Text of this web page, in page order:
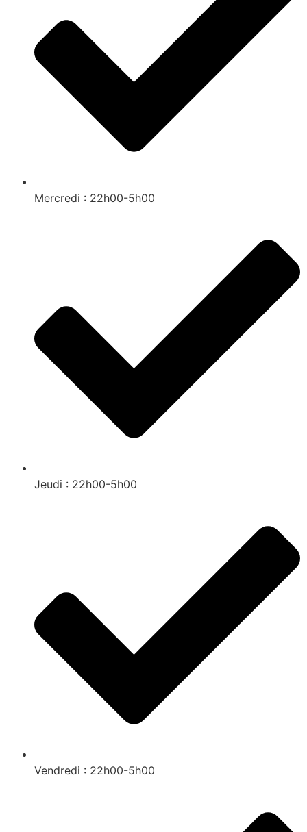
Mercredi : 22h00-5h00
Jeudi : 22h00-5h00
Vendredi : 22h00-5h00